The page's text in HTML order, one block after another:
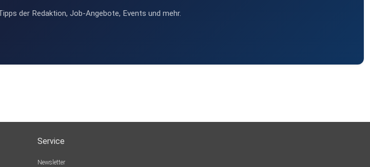
der Redaktion, Job-Angebote, Events und mehr.
Service
Newsletter